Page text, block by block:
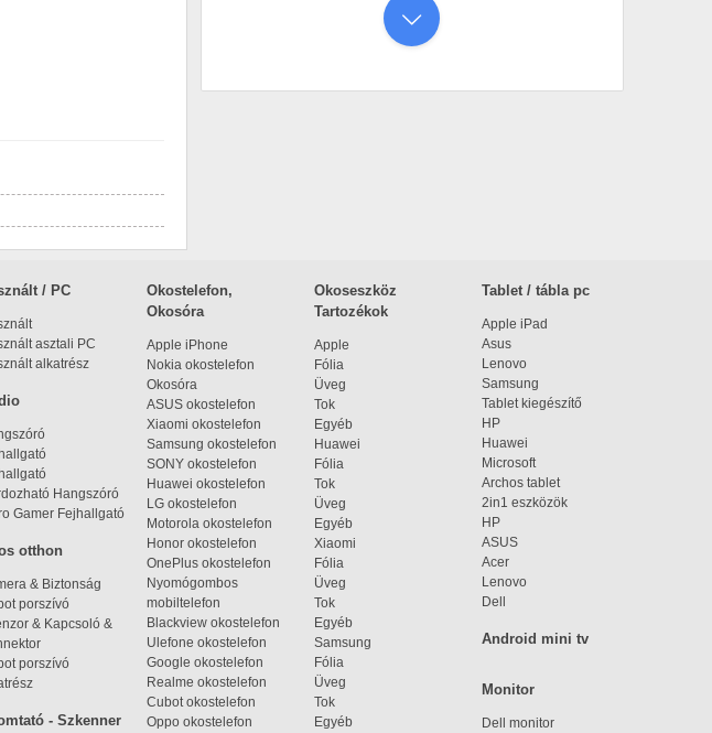
/ PC
asztali PC
alkatrész
Okostelefon,
Okosóra
Apple iPhone
Nokia okostelefon
Okosóra
ASUS okostelefon
Xiaomi okostelefon
Samsung okostelefon
SONY okostelefon
Huawei okostelefon
LG okostelefon
Motorola okostelefon
Honor okostelefon
OnePlus okostelefon
Nyomógombos
mobiltelefon
Blackview okostelefon
Ulefone okostelefon
Google okostelefon
Realme okostelefon
Cubot okostelefon
Oppo okostelefon
Okoseszköz
Tartozékok
Apple
Fólia
Üveg
Tok
Egyéb
Huawei
Fólia
Tok
Üveg
Egyéb
Xiaomi
Fólia
Üveg
Tok
Egyéb
Samsung
Fólia
Üveg
Tok
Egyéb
Tablet / tábla pc
Apple iPad
Asus
Lenovo
Samsung
Tablet kiegészítő
HP
Huawei
Microsoft
Archos tablet
2in1 eszközök
HP
ASUS
Acer
Lenovo
Dell
Hangszóró
Gamer Fejhallgató
otthon
& Biztonság
porszívó
& Kapcsoló &
porszívó
Android mini tv
Monitor
Dell monitor
- Szkenner